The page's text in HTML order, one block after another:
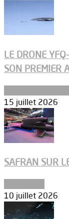
LE DRONE
SON PREMIER
15 juillet 2026
SAFRAN SUR
10 juillet 2026